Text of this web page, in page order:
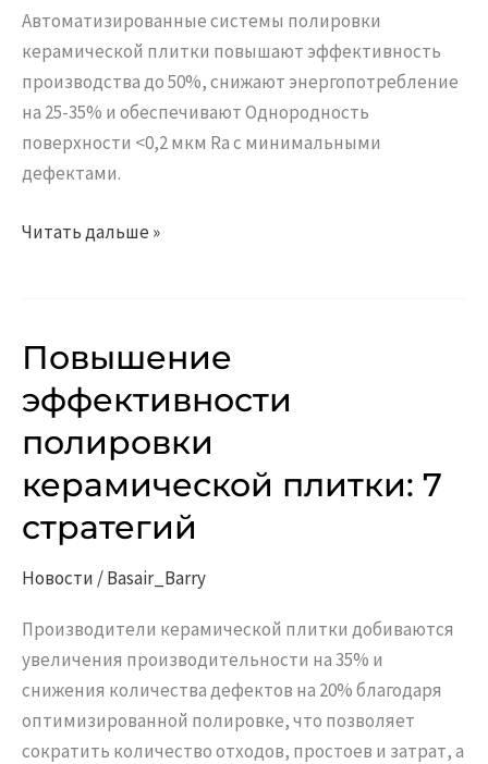
Автоматизированные системы полировки
керамической плитки повышают эффективность
производства до 50%, снижают энергопотребление
на 25-35% и обеспечивают Однородность
поверхности <0,2 мкм Ra с минимальными
дефектами.
Читать дальше »
Повышение
эффективности
полировки
керамической плитки: 7
стратегий
Новости/Basair_Barry
Производители керамической плитки добиваются
увеличения производительности на 35% и
снижения количества дефектов на 20% благодаря
оптимизированной полировке, что позволяет
сократить количество отходов, простоев и затрат, а
Повышение
эффективности
полировки
керамической
плитки:
7
стратегий